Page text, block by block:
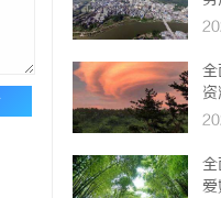
爱